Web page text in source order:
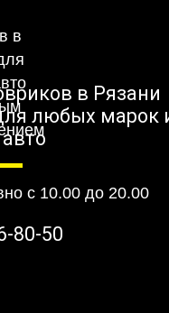
в Рязани
любых марок
с 10.00 до 20.00
80-50